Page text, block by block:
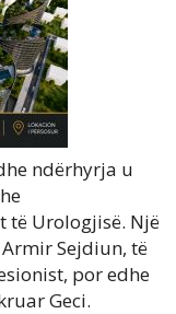
ndërhyrja u
Urologjisë. Një
Sejdiun, të
por edhe
Geci.